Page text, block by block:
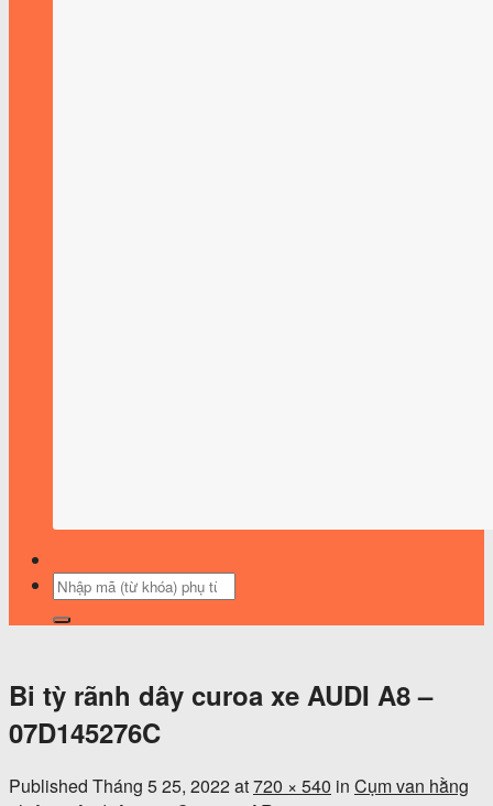
Tìm
Bi tỳ rãnh dây curoa xe AUDI A8 –
07D145276C
Published Tháng 5 25, 2022at720 × 540 in Cụm van hằng